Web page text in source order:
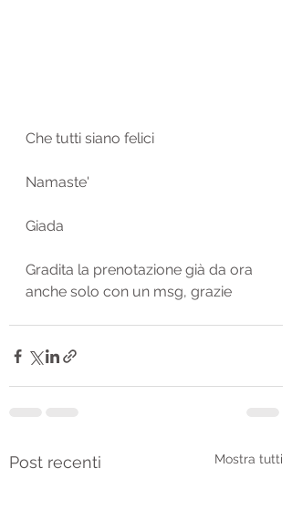
Che tutti siano felici
Namaste'
Giada
Gradita la prenotazione già da ora
anche solo con un msg, grazie
Post recenti Mostra tutti